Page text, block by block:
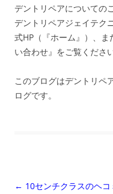
デントリペアについての
デントリペアジェイテク
式HP（『ホーム』）、
い合わせ』をご覧ください
このブログはデントリペ
ログです。
投
← 10センチクラスのヘコ